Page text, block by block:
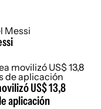
US$ 13,8
aplicación